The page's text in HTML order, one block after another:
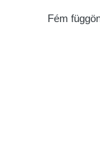
Fém